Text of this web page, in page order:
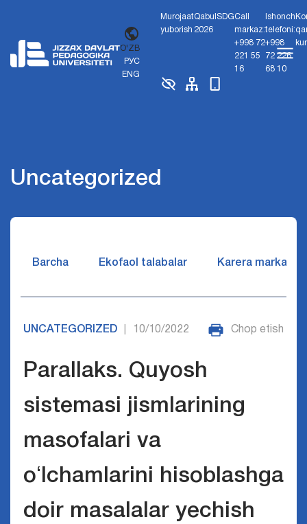
O'ZB
РУС
ENG
Murojaat
yuborish
Qabul
2026
SDGCall
markaz:
+998 72
221 55
16
Ishonch
telefoni:
+998
72 226
68 10
Uncategorized
Barcha Ekofaol talabalar Karera markazi
UNCATEGORIZED 10/10/2022 Chop etish
Parallaks. Quyosh
sistemasi jismlarining
masofalari va
oʻlchamlarini hisoblashga
doir masalalar yechish